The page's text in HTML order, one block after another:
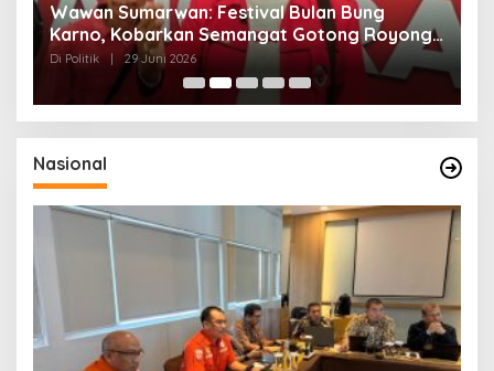
Wawan Sumarwan: Festival Bulan Bung
Karno, Kobarkan Semangat Gotong Royong
dan Kepedulian Sosial
Di Politik 29 Juni 2026
Nasional